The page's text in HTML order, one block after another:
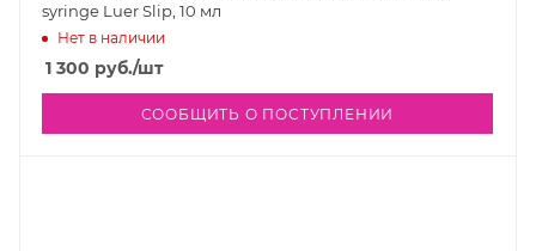
syringe Luer Slip, 10 мл
Нет в наличии
1 300 руб./шт
СООБЩИТЬ О ПОСТУПЛЕНИИ